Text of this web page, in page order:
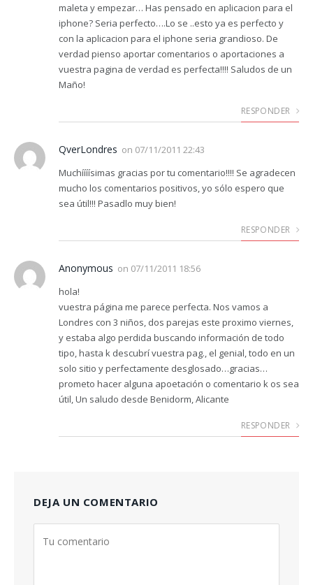
maleta y empezar… Has pensado en aplicacion para el
iphone? Seria perfecto….Lo se ..esto ya es perfecto y
con la aplicacion para el iphone seria grandioso. De
verdad pienso aportar comentarios o aportaciones a
vuestra pagina de verdad es perfecta!!!! Saludos de un
Maño!
RESPONDER
QverLondres on 07/11/2011 22:43
Muchíííísimas gracias por tu comentario!!!! Se agradecen
mucho los comentarios positivos, yo sólo espero que
sea útil!!! Pasadlo muy bien!
RESPONDER
Anonymous on 07/11/2011 18:56
hola!
vuestra página me parece perfecta. Nos vamos a
Londres con 3 niños, dos parejas este proximo viernes,
y estaba algo perdida buscando información de todo
tipo, hasta k descubrí vuestra pag., el genial, todo en un
solo sitio y perfectamente desglosado…gracias…
prometo hacer alguna apoetación o comentario k os sea
útil, Un saludo desde Benidorm, Alicante
RESPONDER
DEJA UN COMENTARIO